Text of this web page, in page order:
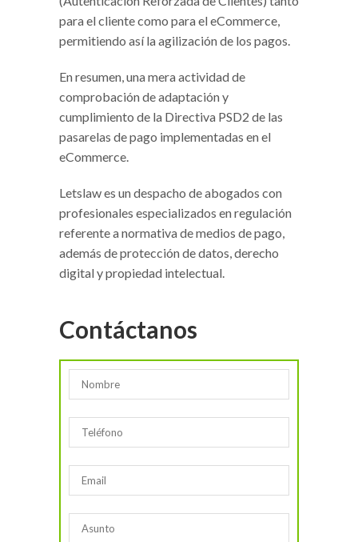
para el cliente como para el eCommerce,
permitiendo así la agilización de los pagos.
En resumen, una mera actividad de
comprobación de adaptación y
cumplimiento de la Directiva PSD2 de las
pasarelas de pago implementadas en el
eCommerce.
Letslaw es un despacho de abogados con
profesionales especializados en regulación
referente a normativa de medios de pago,
además de protección de datos, derecho
digital y propiedad intelectual.
Contáctanos